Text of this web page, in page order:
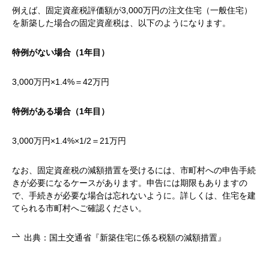
例えば、固定資産税評価額が3,000万円の注文住宅（一般住宅）
を新築した場合の固定資産税は、以下のようになります。
特例がない場合（1年目）
3,000万円×1.4%＝42万円
特例がある場合（1年目）
3,000万円×1.4%×1/2＝21万円
なお、固定資産税の減額措置を受けるには、市町村への申告手続
きが必要になるケースがあります。申告には期限もありますの
で、手続きが必要な場合は忘れないように。詳しくは、住宅を建
てられる市町村へご確認ください。
出典：国土交通省『新築住宅に係る税額の減額措置』